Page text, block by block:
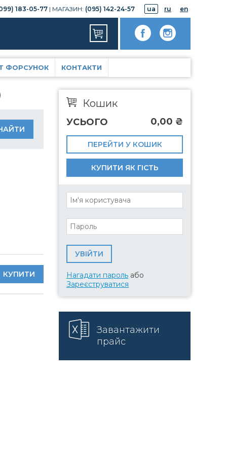
183-05-77 | МАГАЗИН: (095) 142-24-57 ua ru en
ФОРСУНОК КОНТАКТИ
КУПИТИ
Кошик
УСЬОГО 0,00 ₴
ПЕРЕЙТИ У КОШИК
КУПИТИ ЯК ГІСТЬ
Нагадати пароль або
Зареєструватися
Завантажити
прайс